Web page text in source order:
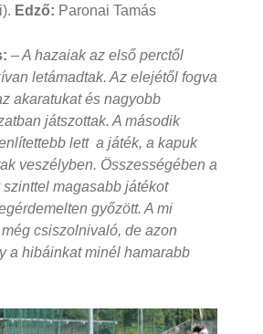
Edző: Paronai Tamás
– A hazaiak az első perctől
letámadtak. Az elejétől fogva
akaratukat és nagyobb
játszottak. A második
lett a játék, a kapuk
veszélyben. Összességében a
magasabb játékot
győzött. A mi
csiszolnivaló, de azon
a hibáinkat minél hamarabb